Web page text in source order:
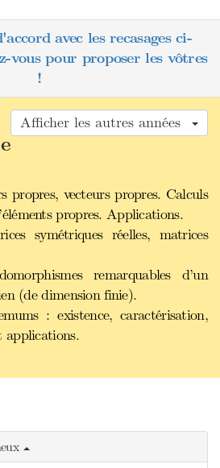
avec les recasages ci-
vous pour proposer les vôtres
!
Afficher les autres années
propres, vecteurs propres. Calculs
propres. Applications.
symétriques réelles, matrices
remarquables d’un
(de dimension finie).
: existence, caractérisation,
applications.